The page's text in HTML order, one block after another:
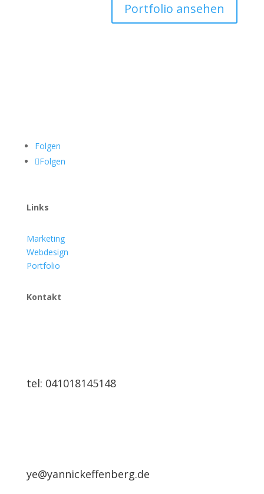
Portfolio ansehen
Folgen
Folgen
Links
Marketing
Webdesign
Portfolio
Kontakt
tel: 041018145148
ye@yannickeffenberg.de